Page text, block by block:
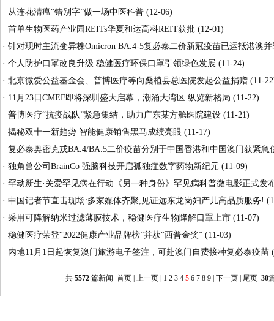
· 从连花清瘟“错别字”做一场中医科普 (12-06)
· 首单生物医药产业园REITs华夏和达高科REIT获批 (12-01)
· 针对现时主流变异株Omicron BA.4-5复必泰二价新冠疫苗已运抵港澳
· 个人防护口罩改良升级 稳健医疗环保口罩引领绿色发展 (11-24)
· 北京微爱公益基金会、普博医疗等向桑植县总医院发起公益捐赠 (11-
· 11月23日CMEF即将深圳盛大启幕，潮涌大湾区 纵览新格局 (11-22)
· 普博医疗“抗疫战队”紧急集结，助力广东某方舱医院建设 (11-21)
· 揭秘双十一新趋势 智能健康销售黑马成绩亮眼 (11-17)
· 复必泰奥密克戎BA.4/BA.5二价疫苗分别于中国香港和中国澳门获紧急
· 独角兽公司BrainCo 强脑科技开启孤独症数字药物新纪元 (11-09)
· 罕动新生·关爱罕见病在行动《另一种身份》罕见病科普微电影正式发
· 中国记者节直击现场:多家媒体齐聚,见证远东龙岗妇产儿高品质服务!
· 采用可降解纳米过滤薄膜技术，稳健医疗生物降解口罩上市 (11-07)
· 稳健医疗荣登“2022健康产业品牌榜”并获“西普金奖” (11-03)
· 内地11月1日起恢复澳门旅游电子签注，可赴澳门自费接种复必泰疫苗
共 5572 篇新闻 首页 上一页 1 2 3 4 5 6 7 8 9 下一页 尾页 30